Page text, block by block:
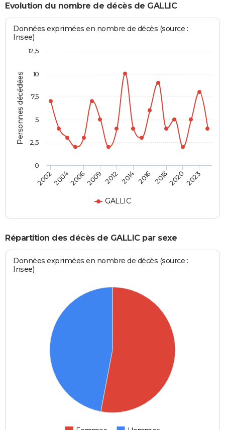
Evolution du nombre de décès de GALLIC
Personnes décédées
Données exprimées en nombre de décès (source :
Insee)
GALLIC
2002200420062009 2012 2014 2016 201820202023
0
2,5
5
7,5
10
12,5
Répartition des décès de GALLIC par sexe
Données exprimées en nombre de décès (source :
Insee)